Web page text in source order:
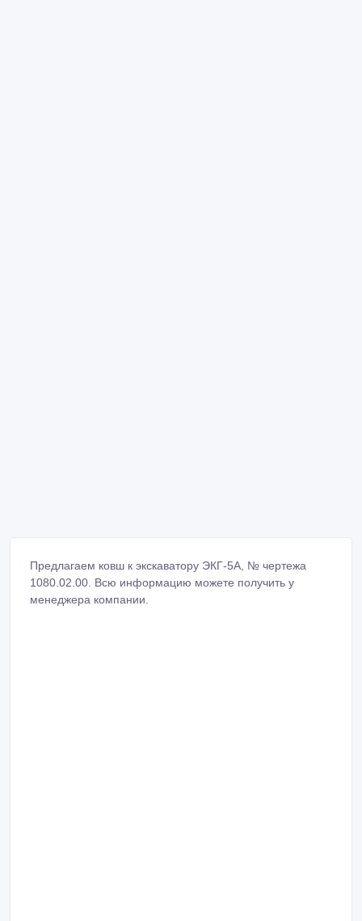
Предлагаем ковш к экскаватору ЭКГ-5А, № чертежа
1080.02.00. Всю информацию можете получить у
менеджера компании.